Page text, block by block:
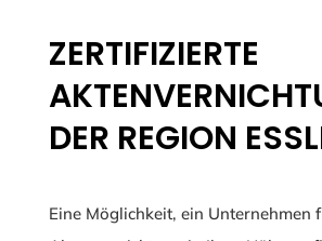
ZERTIFIZIERTE
DER REGION
Eine Möglichkeit, ein Unternehmen